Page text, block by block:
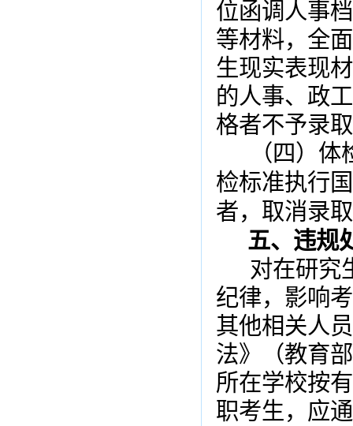
位函调人事
等材料，全
生现实表现
的人事、政
格者不予录
（四）
检标准执行
者，取消录
五、违规
对在研究
纪律，影响
其他相关人
法》（教育
所在学校按
职考生，应